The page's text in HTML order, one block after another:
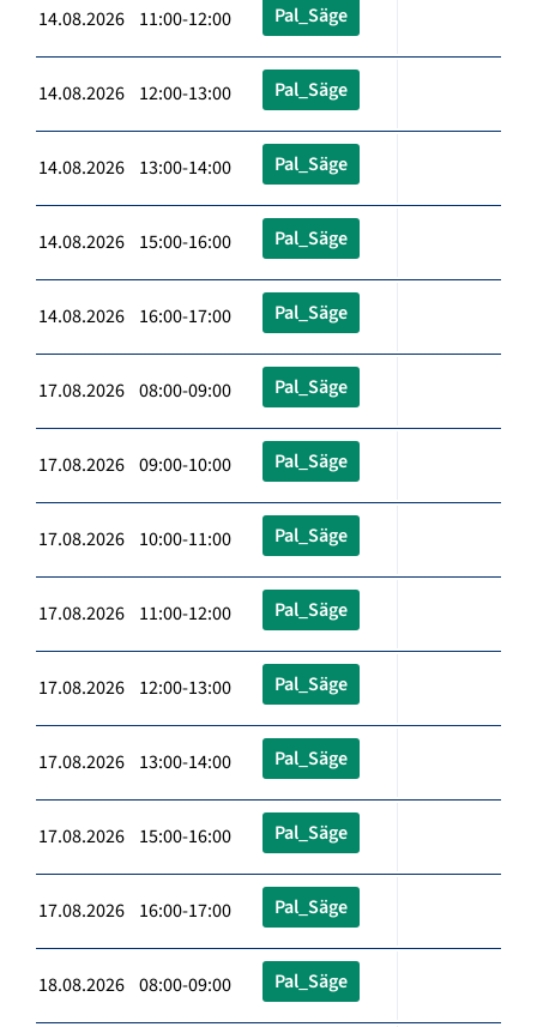
14.08.2026 11:00-12:00 Pal_Säge
14.08.2026 12:00-13:00 Pal_Säge
14.08.2026 13:00-14:00 Pal_Säge
14.08.2026 15:00-16:00 Pal_Säge
14.08.2026 16:00-17:00 Pal_Säge
17.08.2026 08:00-09:00 Pal_Säge
17.08.2026 09:00-10:00 Pal_Säge
17.08.2026 10:00-11:00 Pal_Säge
17.08.2026 11:00-12:00 Pal_Säge
17.08.2026 12:00-13:00 Pal_Säge
17.08.2026 13:00-14:00 Pal_Säge
17.08.2026 15:00-16:00 Pal_Säge
17.08.2026 16:00-17:00 Pal_Säge
18.08.2026 08:00-09:00 Pal_Säge